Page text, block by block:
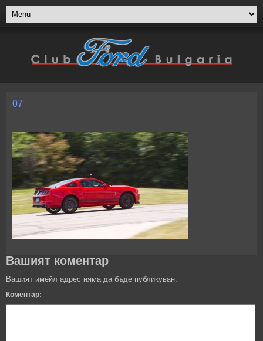
07
Вашият коментар
Вашият имейл адрес няма да бъде публикуван.
Коментар: